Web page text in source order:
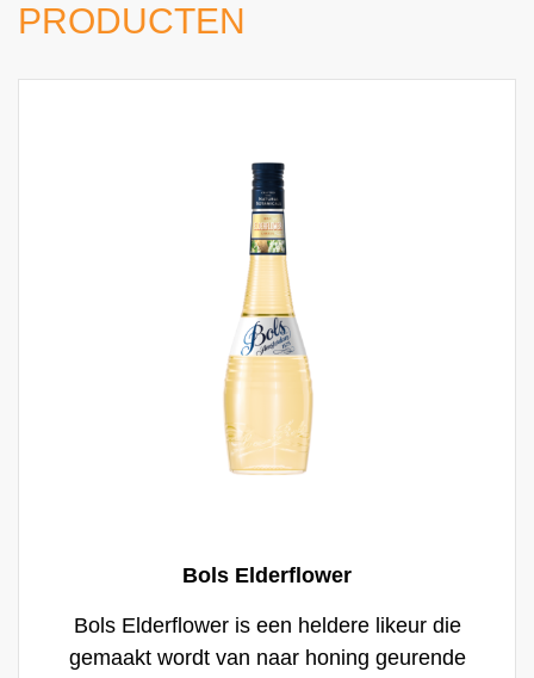
PRODUCTEN
Bols Elderflower
Bols Elderflower is een heldere likeur die
gemaakt wordt van naar honing geurende